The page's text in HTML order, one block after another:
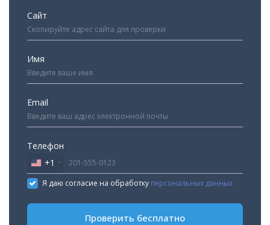
Сайт
Имя
Email
Телефон
United
States
+1
+1
Я даю согласие на обработку персональных данных
Проверить бесплатно